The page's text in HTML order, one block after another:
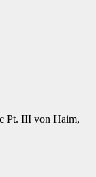
Pt. III von Haim,